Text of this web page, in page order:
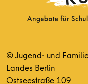
© Jugend- und
Landes Berlin
Ostseestraße 109